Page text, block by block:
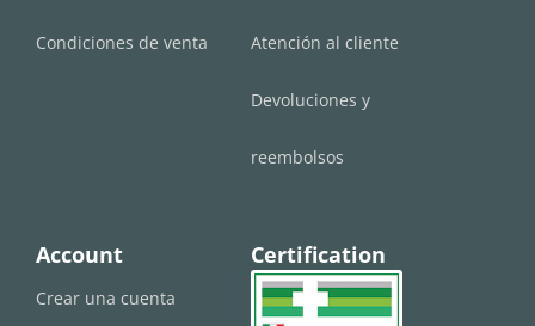
Condiciones de venta Atención al cliente
Devoluciones y
reembolsos
Account
Crear una cuenta
Certification